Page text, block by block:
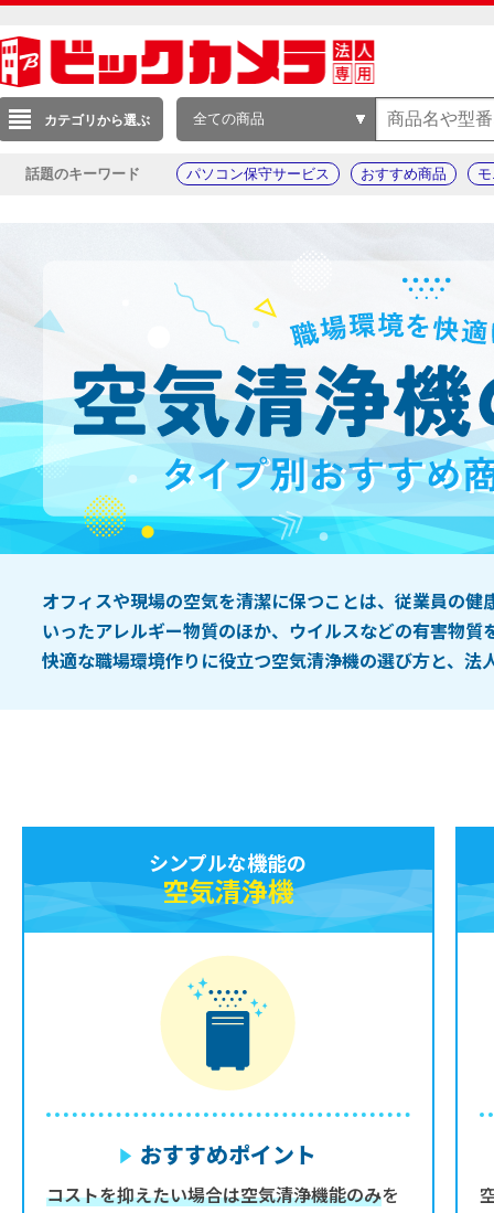
カテゴリから選ぶ 全ての商品
話題のキーワード パソコン保守サービス おすすめ商品
オフィスや現場の空気を清潔に保つことは、従業員の
いったアレルギー物質のほか、ウイルスなどの有害物質
快適な職場環境作りに役立つ空気清浄機の選び方と、法
シンプルな機能の
空気清浄機
おすすめポイント
コストを抑えたい場合は空気清浄機能のみを